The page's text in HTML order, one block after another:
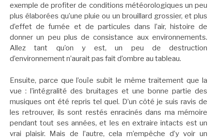
exemple de profiter de conditions météorologiques un peu
plus élaborées qu’une pluie ou un brouillard grossier, et plus
d’effet de fumée et de particules dans l’air, histoire de
donner un peu plus de consistance aux environnements.
Allez tant qu’on y est, un peu de destruction
d’environnement n’aurait pas fait d’ombre au tableau.
Ensuite, parce que l’ouïe subit le même traitement que la
vue : l’intégralité des bruitages et une bonne partie des
musiques ont été repris tel quel. D’un côté je suis ravis de
les retrouver, ils sont restés enracinés dans ma mémoire
pendant tout ses années, et les en extraire intacts est un
vrai plaisir. Mais de l’autre, cela m’empêche d’y voir un